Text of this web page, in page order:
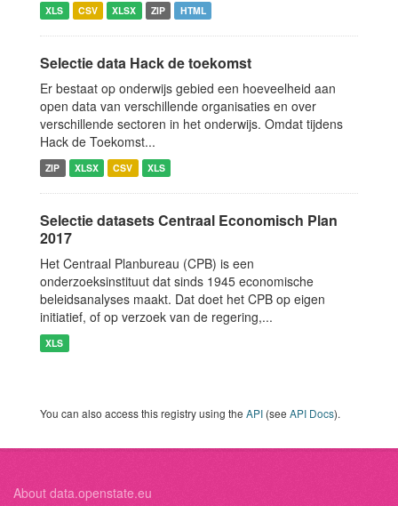
XLS CSV XLSX ZIP HTML
Selectie data Hack de toekomst
Er bestaat op onderwijs gebied een hoeveelheid aan
open data van verschillende organisaties en over
verschillende sectoren in het onderwijs. Omdat tijdens
Hack de Toekomst...
ZIP XLSX CSV XLS
Selectie datasets Centraal Economisch Plan
2017
Het Centraal Planbureau (CPB) is een
onderzoeksinstituut dat sinds 1945 economische
beleidsanalyses maakt. Dat doet het CPB op eigen
initiatief, of op verzoek van de regering,...
XLS
You can also access this registry using the API (see API Docs).
About data.openstate.eu